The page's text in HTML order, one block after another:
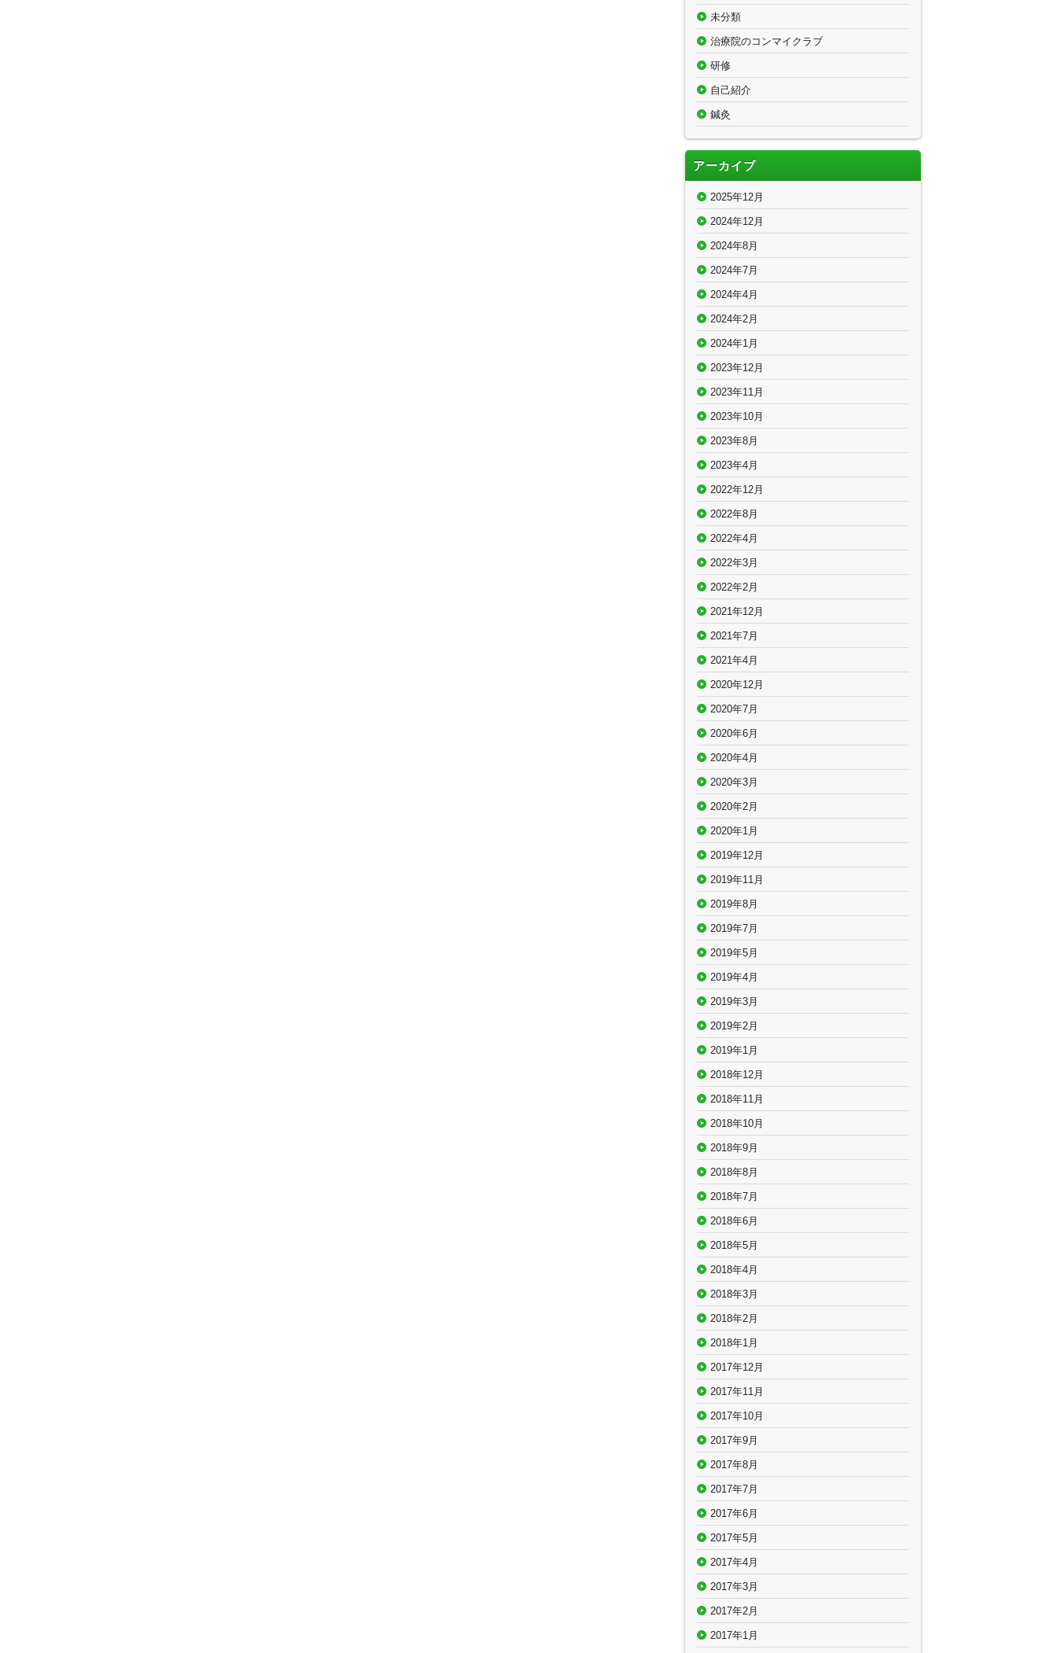
未分類
治療院のコンマイクラブ
研修
自己紹介
鍼灸
アーカイブ
2025年12月
2024年12月
2024年8月
2024年7月
2024年4月
2024年2月
2024年1月
2023年12月
2023年11月
2023年10月
2023年8月
2023年4月
2022年12月
2022年8月
2022年4月
2022年3月
2022年2月
2021年12月
2021年7月
2021年4月
2020年12月
2020年7月
2020年6月
2020年4月
2020年3月
2020年2月
2020年1月
2019年12月
2019年11月
2019年8月
2019年7月
2019年5月
2019年4月
2019年3月
2019年2月
2019年1月
2018年12月
2018年11月
2018年10月
2018年9月
2018年8月
2018年7月
2018年6月
2018年5月
2018年4月
2018年3月
2018年2月
2018年1月
2017年12月
2017年11月
2017年10月
2017年9月
2017年8月
2017年7月
2017年6月
2017年5月
2017年4月
2017年3月
2017年2月
2017年1月